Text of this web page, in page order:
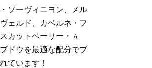
ソーヴィニヨン、メル
ェルド、カベルネ・フ
カットベーリー・Ａ
ドウを最適な配分でブ
ています！